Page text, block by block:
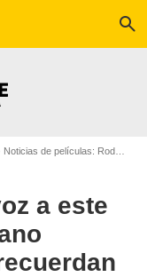
search
Noticias de películas: Rodajes
a este